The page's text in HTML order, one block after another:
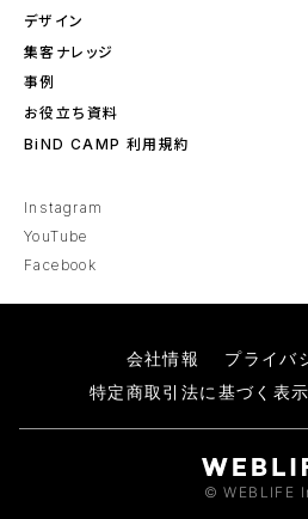
デザイン
集客ナレッジ
事例
お役立ち資料
BiND CAMP 利用規約
Instagram
YouTube
Facebook
会社情報
プライバ
特定商取引法に基づく表示
© WEBLIFE